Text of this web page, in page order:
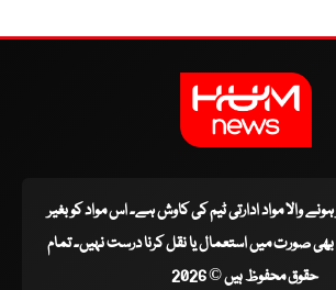
ہونے والا مواد ادارتی ٹیم کی کاوش ہے۔ اس مواد کو بغیر
صورت میں استعمال یا نقل کرنا درست نہیں۔ تمام
حقوق محفوظ ہیں © 2026